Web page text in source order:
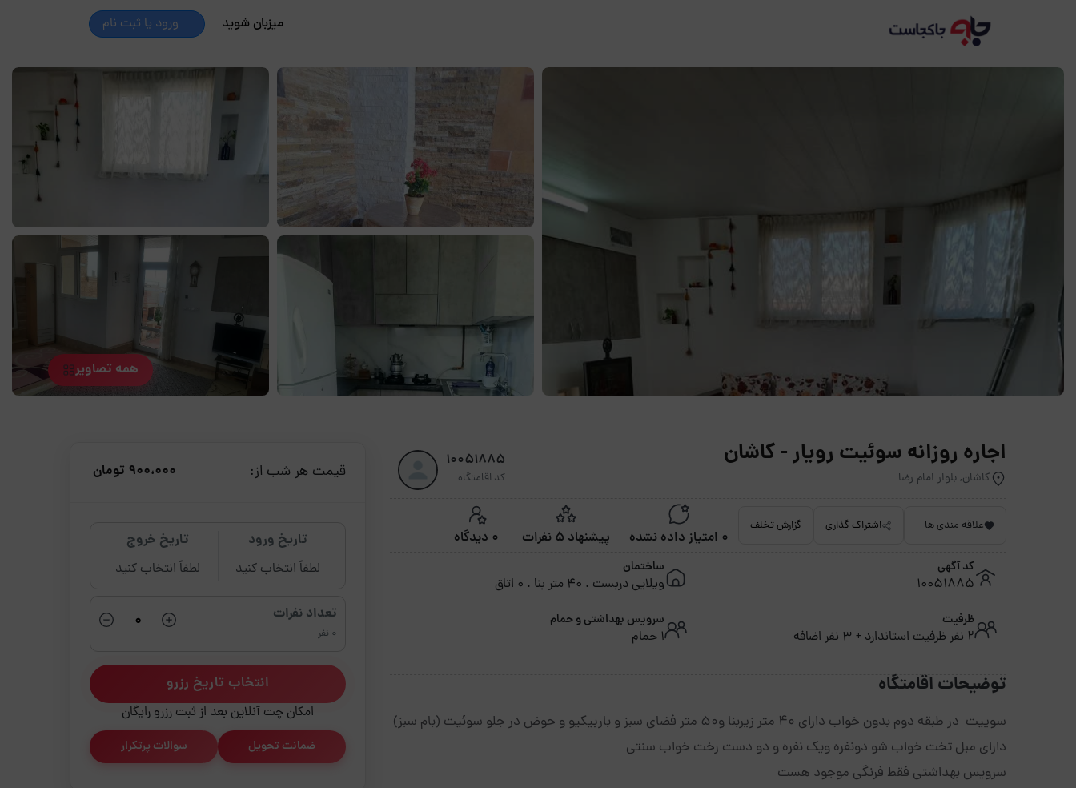
میزبان شوید ورود یا ثبت نام
همه تصاویر
اجاره روزانه سوئیت رویار - کاشان
کاشان, بلوار امام رضا
10051885
کد اقامتگاه
علاقه مندی ها اشتراک گذاری گزارش تخلف
0 امتیاز داده نشده پیشنهاد 5 نفرات 0 دیدگاه
کد آگهی
10051885
ساختمان
ویلایی دربست . 40 متر بنا . 0 اتاق
ظرفیت
2 نفر ظرفیت استاندارد + 3 نفر اضافه
سرویس بهداشتی و حمام
1 حمام
توضیحات اقامتگاه
سوییت در طبقه دوم بدون خواب دارای ۴۰ متر زیربنا و۵۰ متر فضای سبز و باربیکیو و حوض در جلو سوئیت (بام سبز)
دارای مبل تخت خواب شو دونفره ویک نفره و دو دست رخت خواب سنتی
سرویس بهداشتی فقط فرنگی موجود هست
قیمت هر شب از: 900،000 تومان
تاریخ ورود
لطفاً انتخاب کنید
تاریخ خروج
لطفاً انتخاب کنید
تعداد نفرات
0 نفر
انتخاب تاریخ رزرو
امکان چت آنلاین بعد از ثبت رزرو رایگان
ضمانت تحویل سوالات پرتکرار